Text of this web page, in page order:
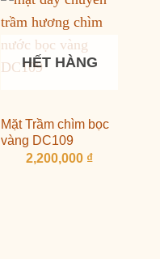
HẾT HÀNG
Mặt Trầm chìm bọc
vàng DC109
2,200,000 ₫